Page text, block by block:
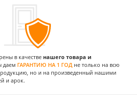
в качественашего товара и
даем ГАРАНТИЮ НА 1 ГОД не только на всю
но и на произведенный нашими
и арок.